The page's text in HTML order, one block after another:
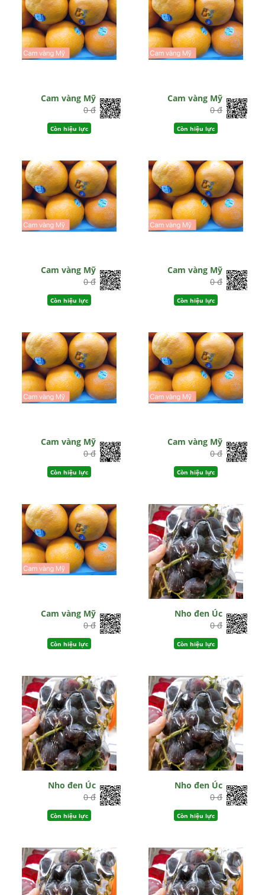
Cam vàng Mỹ
0 đ
Còn hiệu lực
Cam vàng Mỹ
0 đ
Còn hiệu lực
Cam vàng Mỹ
0 đ
Còn hiệu lực
Cam vàng Mỹ
0 đ
Còn hiệu lực
Cam vàng Mỹ
0 đ
Còn hiệu lực
Cam vàng Mỹ
0 đ
Còn hiệu lực
Cam vàng Mỹ
0 đ
Còn hiệu lực
Nho đen Úc
0 đ
Còn hiệu lực
Nho đen Úc
0 đ
Còn hiệu lực
Nho đen Úc
0 đ
Còn hiệu lực